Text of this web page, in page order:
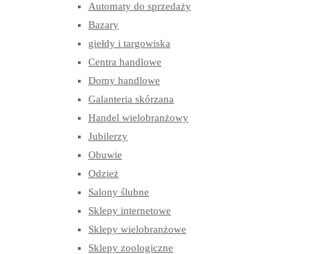
Automaty do sprzedaży
Bazary
giełdy i targowiska
Centra handlowe
Domy handlowe
Galanteria skórzana
Handel wielobranżowy
Jubilerzy
Obuwie
Odzież
Salony ślubne
Sklepy internetowe
Sklepy wielobranżowe
Sklepy zoologiczne